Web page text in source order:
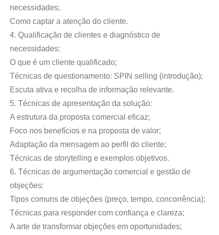
necessidades;
Como captar a atenção do cliente.
4. Qualificação de clientes e diagnóstico de
necessidades:
O que é um cliente qualificado;
Técnicas de questionamento: SPIN selling (introdução);
Escuta ativa e recolha de informação relevante.
5. Técnicas de apresentação da solução:
A estrutura da proposta comercial eficaz;
Foco nos benefícios e na proposta de valor;
Adaptação da mensagem ao perfil do cliente;
Técnicas de storytelling e exemplos objetivos.
6. Técnicas de argumentação comercial e gestão de
objeções:
Tipos comuns de objeções (preço, tempo, concorrência);
Técnicas para responder com confiança e clareza;
A arte de transformar objeções em oportunidades;